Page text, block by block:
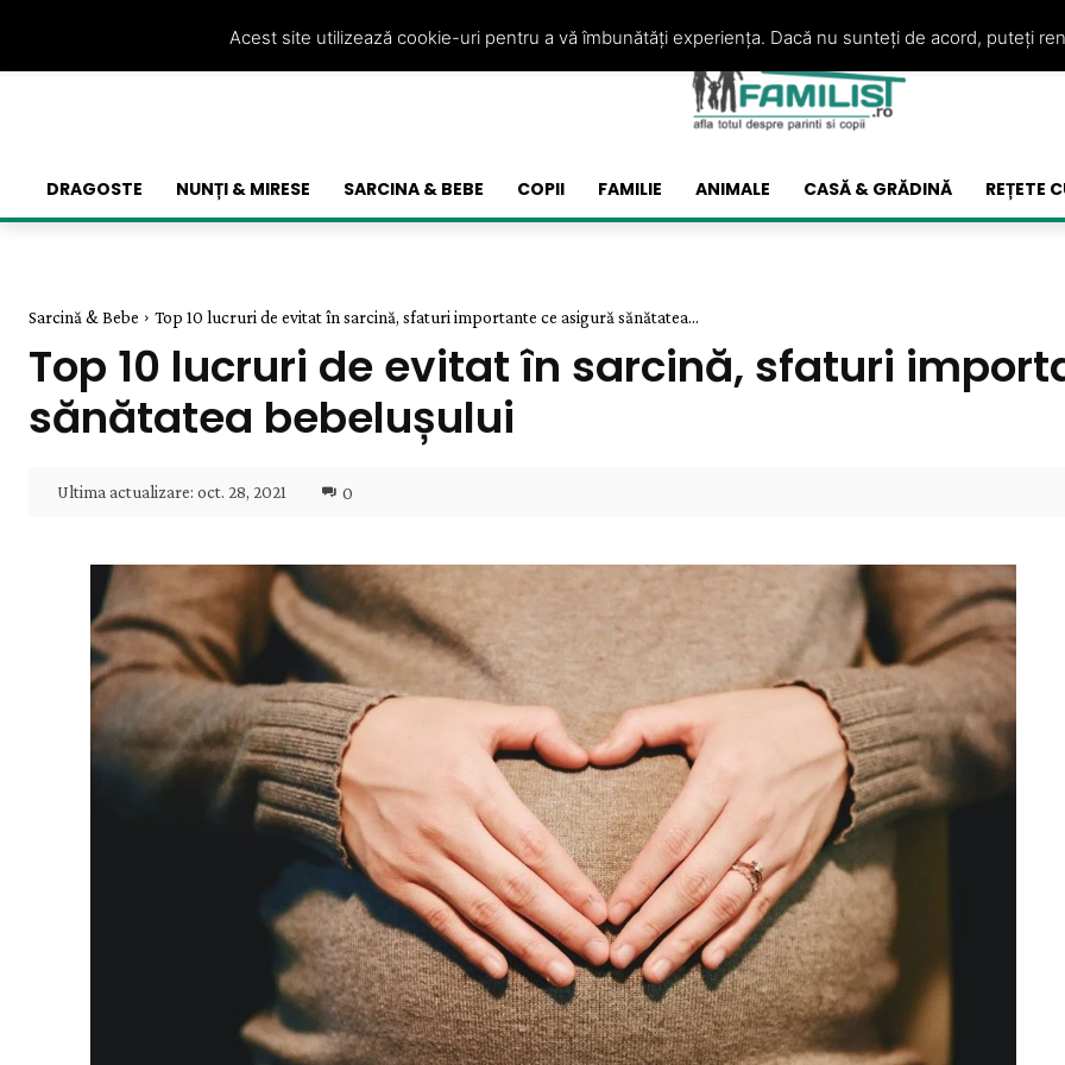
DRAGOSTE NUNȚI & MIRESE SARCINA & BEBE COPII FAMILIE ANIMALE CASĂ & GRĂDINĂ REȚETE
Sarcină & Bebe Top 10 lucruri de evitat în sarcină, sfaturi importante ce asigură sănătatea...
Top 10 lucruri de evitat în sarcină, sfaturi
sănătatea bebelușului
Ultima actualizare: oct. 28, 2021 0
Acest site utilizează cookie-uri pentru a vă îmbunătăți experiența. Dacă nu sunteți de acord, puteți